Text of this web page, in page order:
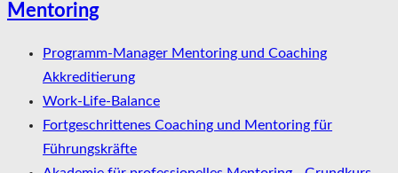
Mentoring
Programm-Manager Mentoring und Coaching
Akkreditierung
Work-Life-Balance
Fortgeschrittenes Coaching und Mentoring für
Führungskräfte